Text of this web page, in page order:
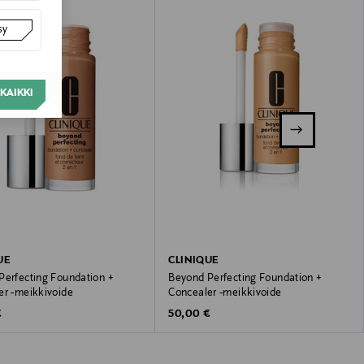
Foundation +
-meikkivoide
CLINIQUE
Beyond Perfecting Foundation +
Concealer -meikkivoide
Original Price
50,00 €